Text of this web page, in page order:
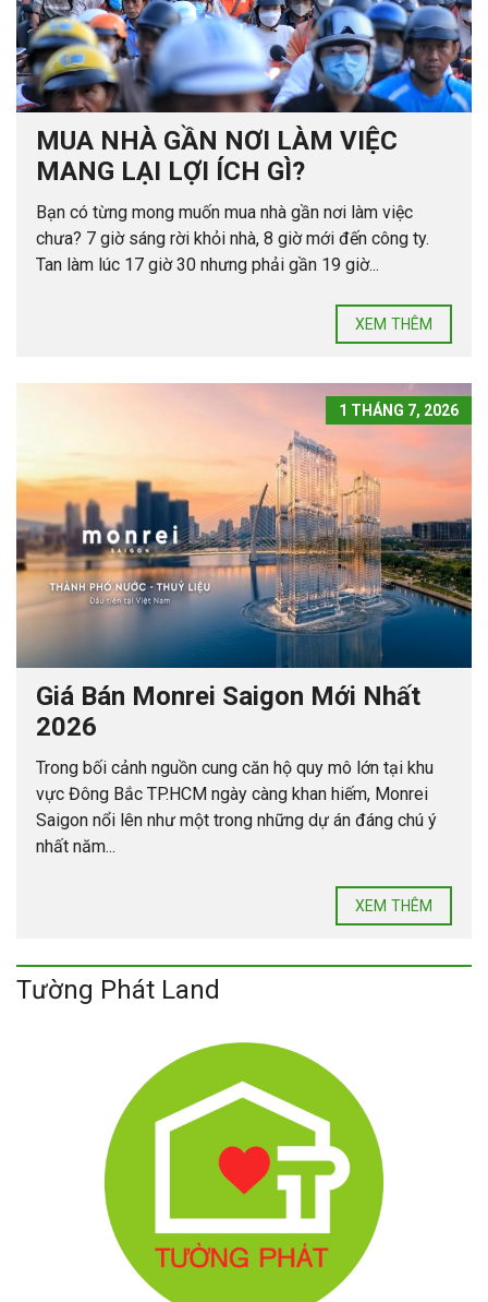
MUA NHÀ GẦN NƠI LÀM VIỆC
MANG LẠI LỢI ÍCH GÌ?
Bạn có từng mong muốn mua nhà gần nơi làm việc
chưa? 7 giờ sáng rời khỏi nhà, 8 giờ mới đến công ty.
Tan làm lúc 17 giờ 30 nhưng phải gần 19 giờ...
XEM THÊM
1 THÁNG 7, 2026
Giá Bán Monrei Saigon Mới Nhất
2026
Trong bối cảnh nguồn cung căn hộ quy mô lớn tại khu
vực Đông Bắc TP.HCM ngày càng khan hiếm, Monrei
Saigon nổi lên như một trong những dự án đáng chú ý
nhất năm...
XEM THÊM
Tường Phát Land